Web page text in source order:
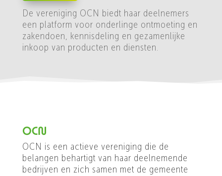
De vereniging OCN biedt haar deelnemers
een platform voor onderlinge ontmoeting en
zakendoen, kennisdeling en gezamenlijke
inkoop van producten en diensten.
OCN
OCN is een actieve vereniging die de
belangen behartigt van haar deelnemende
bedrijven en zich samen met de gemeente